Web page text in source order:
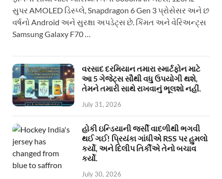
સુપર AMOLED ડિસ્પ્લે, Snapdragon 6 Gen 3 પ્રોસેસર અને છ
વર્ષનો Android અને સુરક્ષા અપડેટ્સ છે. કિંમત અને વેરિઅન્ટ્સ
Samsung Galaxy F70 …
વરસાદ દરમિયાન તમારા સ્માર્ટફોન માટે
આ 5 ગેજેટ્સ સૌથી વધુ ઉપયોગી થશે,
તેમને તમારી સાથે રાખવાનું ભૂલશો નહીં.
July 31, 2026
હોકી ઇન્ડિયાની જર્સી વાદળીથી ભગવી
થઈ ગઈ! પ્રિયંકા ગાંધીએ RSS પર હુમલો
કર્યો, અને દિલીપ તિર્કીએ તેનો બચાવ
કર્યો.
July 30, 2026